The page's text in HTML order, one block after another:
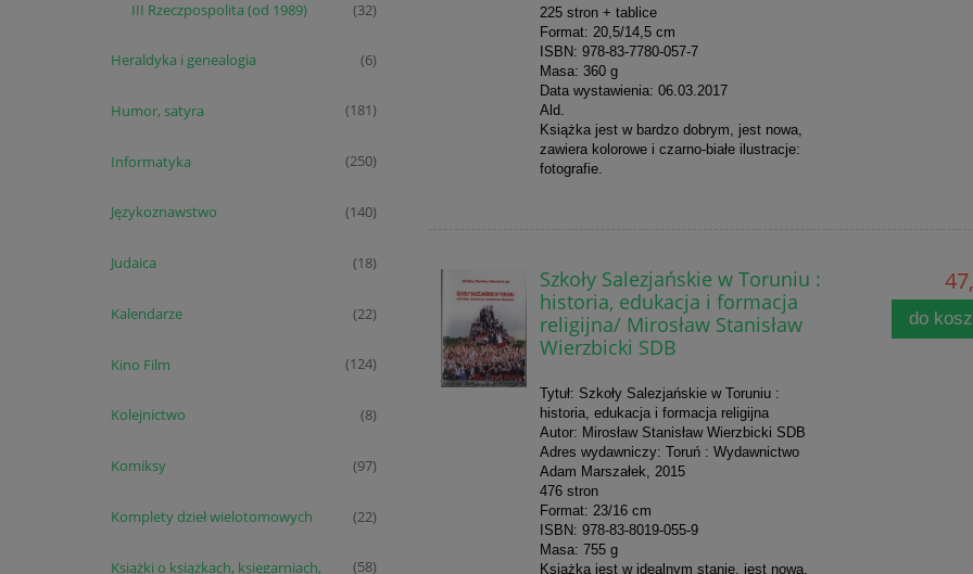
III Rzeczpospolita (od 1989) (32)
Heraldyka i genealogia (6)
Humor, satyra (181)
Informatyka (250)
Językoznawstwo (140)
Judaica (18)
Kalendarze (22)
Kino Film (124)
Kolejnictwo (8)
Komiksy (97)
Komplety dzieł wielotomowych (22)
Książki o książkach, księgarniach, (58)
225 stron + tablice
Format: 20,5/14,5 cm
ISBN: 978-83-7780-057-7
Masa: 360 g
Data wystawienia: 06.03.2017
Ald.
Książka jest w bardzo dobrym, jest nowa,
zawiera kolorowe i czarno-białe ilustracje:
fotografie.
Szkoły Salezjańskie w Toruniu :
historia, edukacja i formacja
religijna/ Mirosław Stanisław
Wierzbicki SDB
Tytuł: Szkoły Salezjańskie w Toruniu :
historia, edukacja i formacja religijna
Autor: Mirosław Stanisław Wierzbicki SDB
Adres wydawniczy: Toruń : Wydawnictwo
Adam Marszałek, 2015
476 stron
Format: 23/16 cm
ISBN: 978-83-8019-055-9
Masa: 755 g
Książka jest w idealnym stanie, jest nowa,
do